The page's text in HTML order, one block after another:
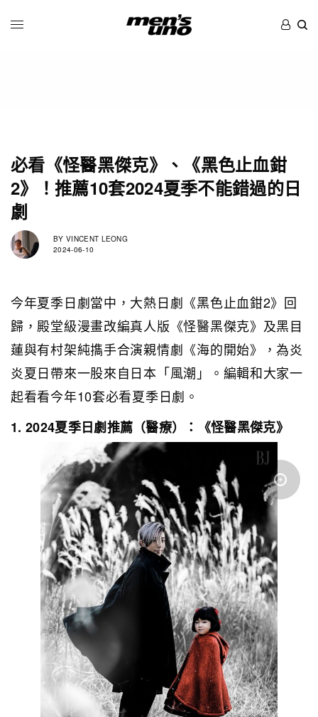
必看《怪醫黑傑克》、《黑色止血鉗
2》！推薦10套2024夏季不能錯過的日
劇
BY VINCENT LEONG
2024-06-10
今年夏季日劇當中，大熱日劇《黑色止血鉗2》回
歸，殿堂級漫畫改編真人版《怪醫黑傑克》及黑目
蓮與有村架純㩦手合演親情劇《海的開始》，為炎
炎夏日帶來一股來自日本「風潮」。編輯和大家一
起看看今年10套必看夏季日劇。
1. 2024夏季日劇推薦（醫療）：《怪醫黑傑克》